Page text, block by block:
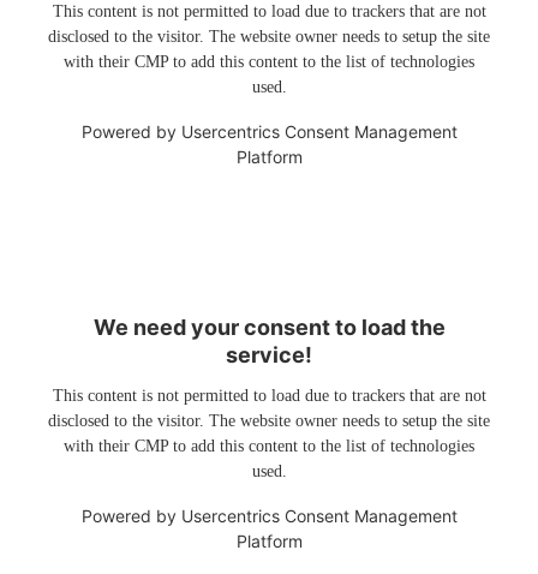
This content is not permitted to load due to trackers that are not
disclosed to the visitor. The website owner needs to setup the site
with their CMP to add this content to the list of technologies
used.
Powered by Usercentrics Consent Management
Platform
We need your consent to load the
service!
This content is not permitted to load due to trackers that are not
disclosed to the visitor. The website owner needs to setup the site
with their CMP to add this content to the list of technologies
used.
Powered by Usercentrics Consent Management
Platform